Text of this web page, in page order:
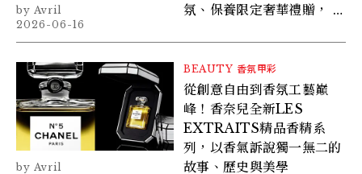
氛、保養限定奢華禮贈， 活
Avril
2026-06-16
BEAUTY 香氛甲彩
從創意自由到香氛工藝巔
峰！香奈兒全新LES
EXTRAITS精品香精系
列，以香氣訴說獨一無二的
故事、歷史與美學
Avril